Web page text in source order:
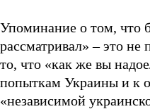
Упоминание о том, что
рассматривал» – это
то, что «как же вы
попыткам Украины и к
«независимой